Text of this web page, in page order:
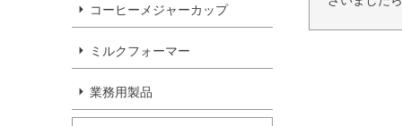
コーヒーメジャーカップ
ミルクフォーマー
業務用製品